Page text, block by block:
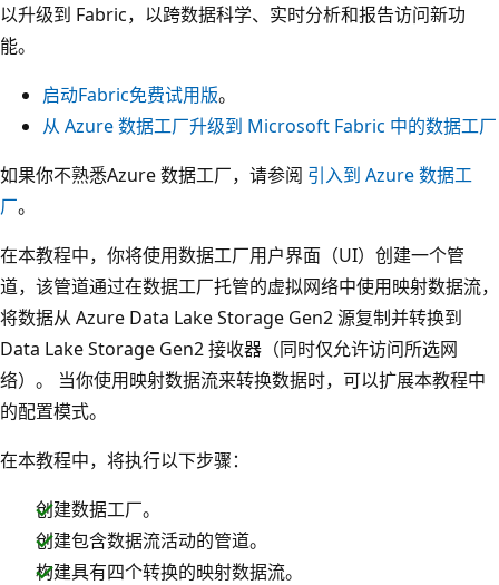
以升级到 Fabric，以跨数据科学、实时分析和报告访问新功
能。
启动Fabric免费试用版。
从 Azure 数据工厂升级到 Microsoft Fabric 中的数据工厂
如果你不熟悉Azure 数据工厂，请参阅 引入到 Azure 数据工
厂。
在本教程中，你将使用数据工厂用户界面（UI）创建一个管
道，该管道通过在数据工厂托管的虚拟网络中使用映射数据流，
将数据从 Azure Data Lake Storage Gen2 源复制并转换到
Data Lake Storage Gen2 接收器（同时仅允许访问所选网
络）。 当你使用映射数据流来转换数据时，可以扩展本教程中
的配置模式。
在本教程中，将执行以下步骤：
创建数据工厂。
创建包含数据流活动的管道。
构建具有四个转换的映射数据流。